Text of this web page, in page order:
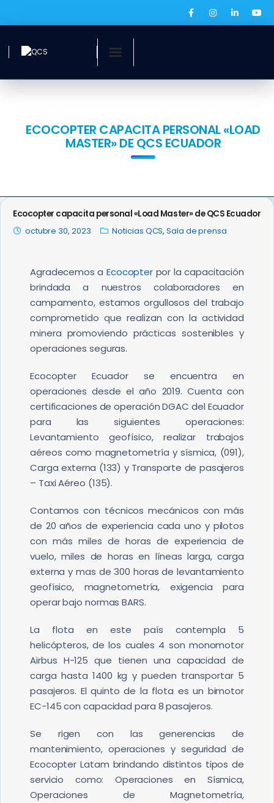
Servicios
Prensa
ECOCOPTER CAPACITA PERSONAL «LOAD
MASTER» DE QCS ECUADOR
Ecocopter capacita personal «Load Master» de QCS Ecuador
octubre 30, 2023
Noticias QCS,Sala de prensa
Agradecemos a Ecocopter por la capacitación
brindada a nuestros colaboradores en
campamento, estamos orgullosos del trabajo
comprometido que realizan con la actividad
minera promoviendo prácticas sostenibles y
operaciones seguras.
Ecocopter Ecuador se encuentra en
operaciones desde el año 2019. Cuenta con
certificaciones de operación DGAC del Ecuador
para las siguientes operaciones:
Levantamiento geofísico, realizar trabajos
aéreos como magnetometría y sísmica, (091),
Carga externa (133) y Transporte de pasajeros
– Taxi Aéreo (135).
Contamos con técnicos mecánicos con más
de 20 años de experiencia cada uno y pilotos
con más miles de horas de experiencia de
vuelo, miles de horas en líneas larga, carga
externa y mas de 300 horas de levantamiento
geofísico, magnetometría, exigencia para
operar bajo normas BARS.
La flota en este país contempla 5
helicópteros, de los cuales 4 son monomotor
Airbus H-125 que tienen una capacidad de
carga hasta 1400 kg y pueden transportar 5
pasajeros. El quinto de la flota es un bimotor
EC-145 con capacidad para 8 pasajeros.
Se rigen con las generencias de
mantenimiento, operaciones y seguridad de
Ecocopter Latam brindando distintos tipos de
servicio como: Operaciones en Sísmica,
Operaciones de Magnetometría,